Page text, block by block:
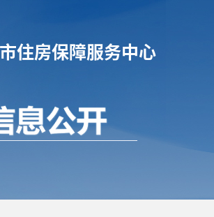
住房保障服务中心